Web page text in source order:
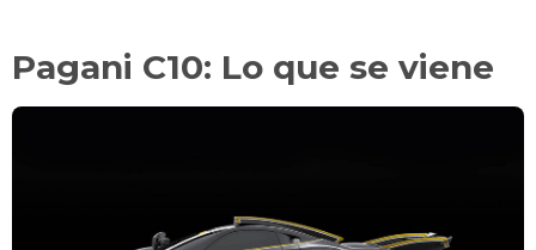
Pagani C10: Lo que se viene